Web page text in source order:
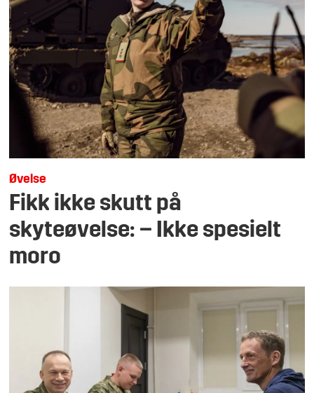
Øvelse
Fikk ikke skutt på
skyteøvelse: – Ikke spesielt
moro